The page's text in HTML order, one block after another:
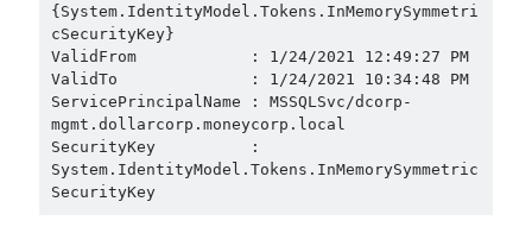
Uncategorized(6)
Visual Studio(1)
Walkthrough
Windows(15)
Wireless(22)
XSS(1)
{System.IdentityModel.Tokens.InMemorySymmetri
cSecurityKey}
ValidFrom            : 1/24/2021 12:49:27 PM
ValidTo              : 1/24/2021 10:34:48 PM
ServicePrincipalName : MSSQLSvc/dcorp-
mgmt.dollarcorp.moneycorp.local
SecurityKey          :
System.IdentityModel.Tokens.InMemorySymmetric
SecurityKey